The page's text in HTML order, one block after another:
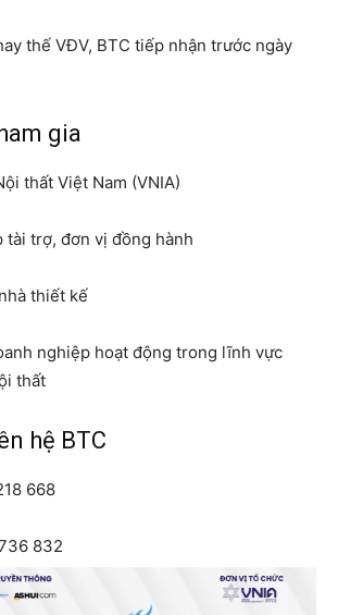
thế VĐV, BTC tiếp nhận trước ngày
gia
thất Việt Nam (VNIA)
tài trợ, đơn vị đồng hành
thiết kế
nghiệp hoạt động trong lĩnh vực
thất
hệ BTC
668
832